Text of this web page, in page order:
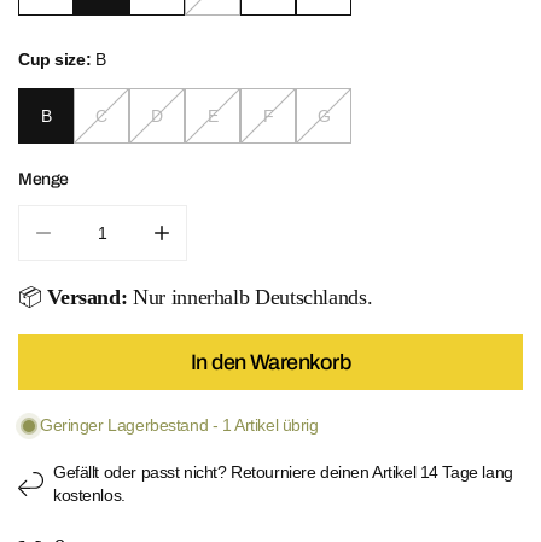
Cup size: B
B C D E F G
Menge
📦Versand: Nur innerhalb Deutschlands.
In den Warenkorb
Geringer Lagerbestand - 1 Artikel übrig
Gefällt oder passt nicht? Retourniere deinen Artikel 14 Tage lang
kostenlos.